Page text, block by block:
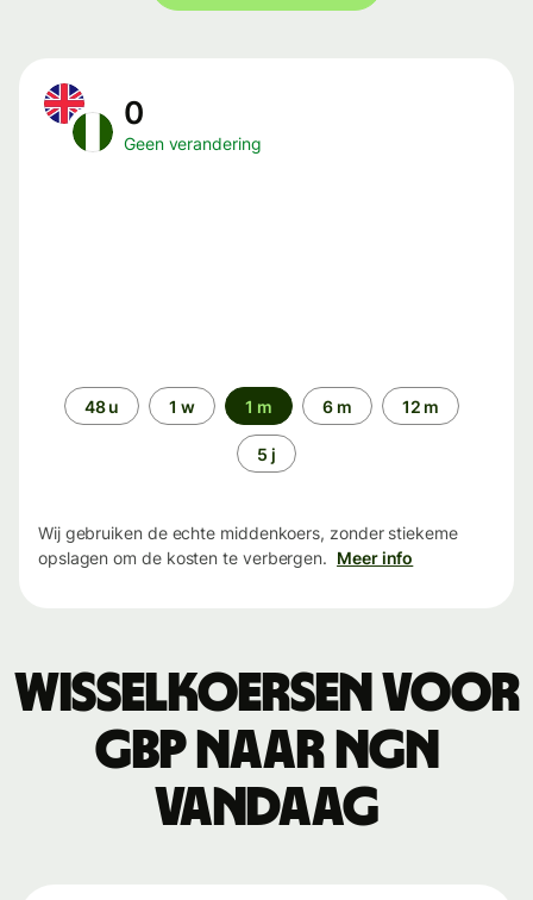
0
Geen verandering
Periode48 u 1 w 1 m 6 m 12 m
5 j
Wij gebruiken de echte middenkoers, zonder stiekeme
opslagen om de kosten te verbergen. Meer info
Wisselkoersen voor
GBP naar NGN
vandaag